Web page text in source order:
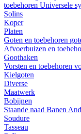
toebehoren Universele
Solins
Koper
Platen
Goten en toebehoren
Afvoerbuizen en
Goothaken
Vorsten en toebehoren
Kielgoten
Diverse
Maatwerk
Bobijnen
Staande naad Banen
Soudure
Tasseau